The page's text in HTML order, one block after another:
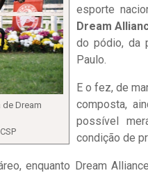
Dream
esporte
Dream
do pódio, da
Paulo.
E o fez, de
composta,
possível
condição de
enquanto Dream